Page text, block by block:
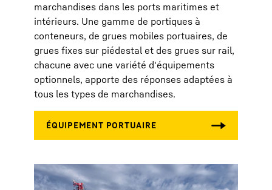
marchandises dans les ports maritimes et
intérieurs. Une gamme de portiques à
conteneurs, de grues mobiles portuaires, de
grues fixes sur piédestal et des grues sur rail,
chacune avec une variété d'équipements
optionnels, apporte des réponses adaptées à
tous les types de marchandises.